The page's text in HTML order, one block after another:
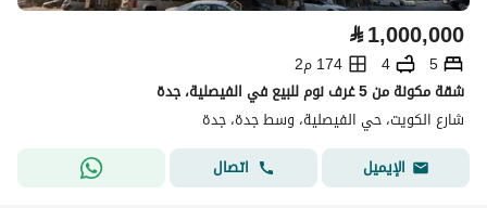
⃁1,000,000
5
4
174 م2
شقة مكونة من 5 غرف نوم للبيع في الفيصلية، جدة
شارع الكويت، حي الفيصلية، وسط جدة، جدة
الإيميل
اتصال